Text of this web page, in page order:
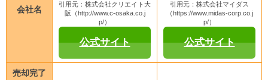
会社名
引用元：株式会社クリエイト大
阪（http://www.c-osaka.co.j
p/）
公式サイト
引用元：株式会社マイダス
（https://www.midas-corp.co.j
p/）
公式サイト
売却完了